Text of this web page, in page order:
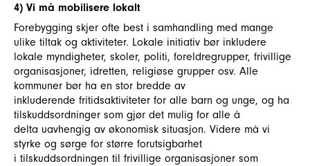
4) Vi må mobilisere lokalt
Forebygging skjer ofte best i samhandling med mange
ulike tiltak og aktiviteter. Lokale initiativ bør inkludere
lokale myndigheter, skoler, politi, foreldregrupper, frivillige
organisasjoner, idretten, religiøse grupper osv. Alle
kommuner bør ha en stor bredde av
inkluderende fritidsaktiviteter for alle barn og unge, og ha
tilskuddsordninger som gjør det mulig for alle å
delta uavhengig av økonomisk situasjon. Videre må vi
styrke og sørge for større forutsigbarhet
i tilskuddsordningen til frivillige organisasjoner som